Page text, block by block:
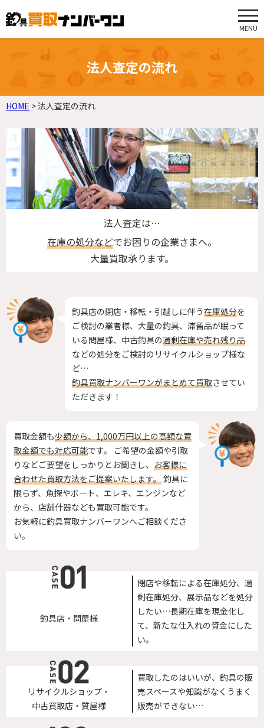
MENU
法人査定の流れ
HOME >法人査定の流れ
法人査定は…
在庫の処分などでお困りの企業さまへ。
大量買取承ります。
釣具店の閉店・移転・引越しに伴う在庫処分を
ご検討の業者様、大量の釣具、滞留品が眠って
いる問屋様、中古釣具の過剰在庫や売れ残り品
などの処分をご検討のリサイクルショップ様な
ど…
釣具買取ナンバーワンがまとめて買取させてい
ただきます！
買取金額も少額から、1,000万円以上の高額な買
取金額でも対応可能です。 ご希望の金額や引取
りなどご要望をしっかりとお聞きし、 お客様に
合わせた買取方法をご提案いたします。釣具に
限らず、魚探やボート、エレキ、エンジンなど
から、店舗什器なども買取可能です。
お気軽に釣具買取ナンバーワンへご相談くださ
い。
釣具店・問屋様
閉店や移転による在庫処分、過
剰在庫処分、展示品などを処分
したい…長期在庫を現金化し
て、新たな仕入れの資金にした
い。
リサイクルショップ・
中古買取店・質屋様
買取したのはいいが、釣具の販
売スペースや知識がなくうまく
販売ができない…